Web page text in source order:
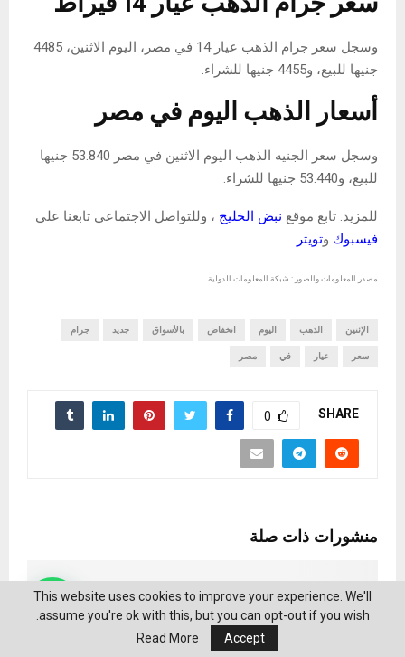
وسجل سعر جرام الذهب عيار 14 في مصر، اليوم الاثنين، 4485
جنيها للبيع، و4455 جنيها للشراء.
أسعار الذهب اليوم في مصر
وسجل سعر الجنيه الذهب اليوم الاثنين في مصر 53.840 جنيها
للبيع، و53.440 جنيها للشراء.
للمزيد: تابع موقع نبض الخليج ، وللتواصل الاجتماعي تابعنا علي
فيسبوك وتويتر
مصدر المعلومات والصور : شبكة المعلومات الدولية
الإثنين الذهب اليوم انخفاض بالأسواق جديد جرام
سعر عيار في مصر
SHARE
0
منشورات ذات صلة
This website uses cookies to improve your experience. We'll
assume you're ok with this, but you can opt-out if you wish.
Accept
Read More